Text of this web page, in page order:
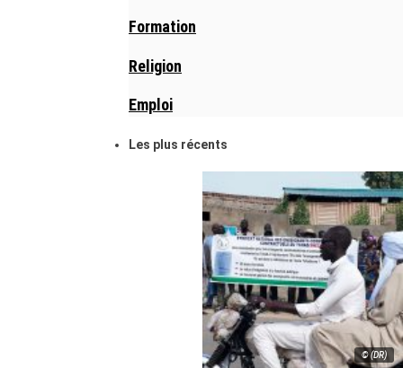
Formation
Religion
Emploi
Les plus récents
© (DR)